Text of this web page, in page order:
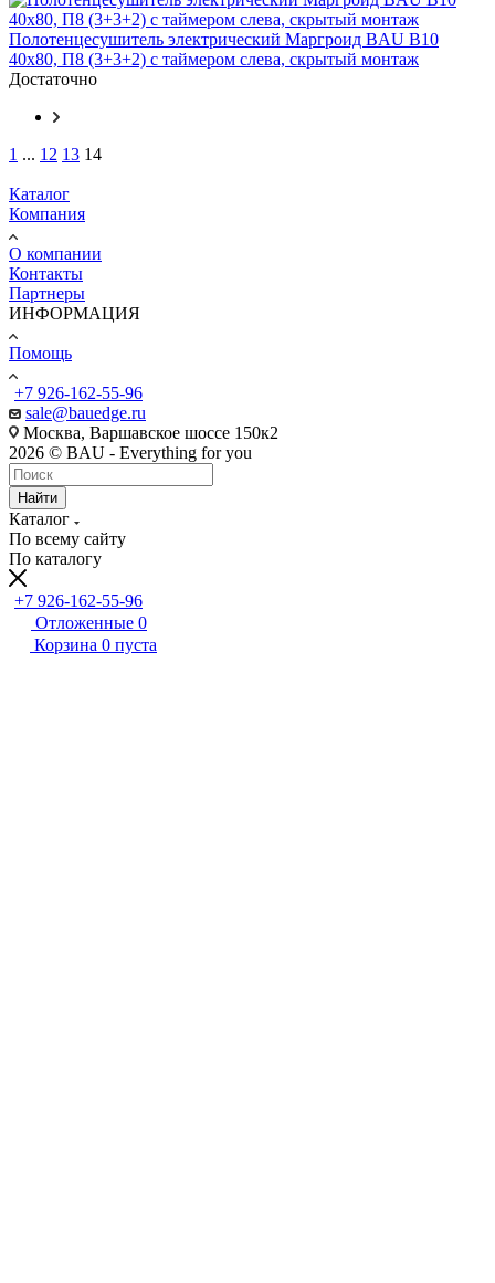
Полотенцесушитель электрический Маргроид BAU В10
40х80, П8 (3+3+2) с таймером слева, скрытый монтаж
Достаточно
1 ... 12 13 14
Каталог
Компания
О компании
Контакты
Партнеры
ИНФОРМАЦИЯ
Помощь
+7 926-162-55-96
sale@bauedge.ru
Москва, Варшавское шоссе 150к2
2026 © BAU - Everything for you
Найти
Каталог
По всему сайту
По каталогу
+7 926-162-55-96
Отложенные 0
Корзина 0 пуста